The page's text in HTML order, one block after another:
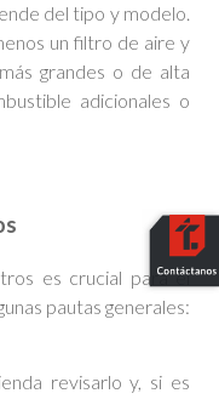
del tipo y modelo.
un filtro de aire y
grandes o de alta
adicionales o
es crucial para el
pautas generales:
revisarlo y, si es